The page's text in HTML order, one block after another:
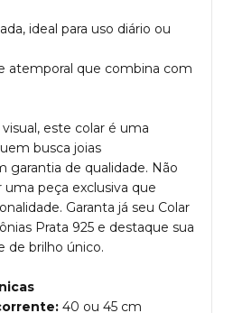
ideal para uso diário ou
atemporal que combina com
este colar é uma
busca joias
garantia de qualidade. Não
peça exclusiva que
Garanta já seu Colar
Prata 925 e destaque sua
de brilho único.
40 ou 45 cm